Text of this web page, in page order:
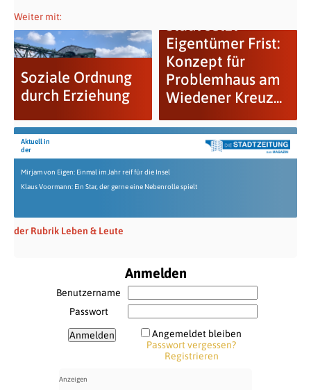
Weiter mit:
Soziale Ordnung
durch Erziehung
Stadt setzt
Eigentümer Frist:
Konzept für
Problemhaus am
Wiedener Kreuz...
Aktuell in
der
Mirjam von Eigen: Einmal im Jahr reif für die Insel
Klaus Voormann: Ein Star, der gerne eine Nebenrolle spielt
der Rubrik Leben & Leute
Anmelden
Benutzername
Passwort
Angemeldet bleiben
Passwort vergessen?
Registrieren